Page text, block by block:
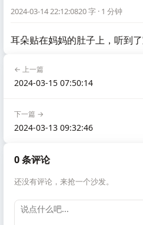
2024-03-14 22:12:0820 字 · 1 分钟
耳朵贴在妈妈的肚子上，听到
← 上一篇
2024-03-15 07:50:14
下一篇 →
2024-03-13 09:32:46
0 条评论
还没有评论，来抢一个沙发。